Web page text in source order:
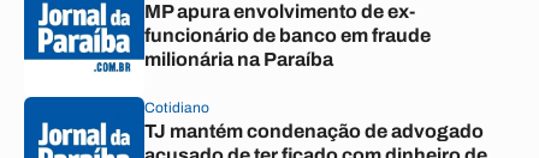
MP apura envolvimento de ex-
funcionário de banco em fraude
milionária na Paraíba
Cotidiano
TJ mantém condenação de advogado